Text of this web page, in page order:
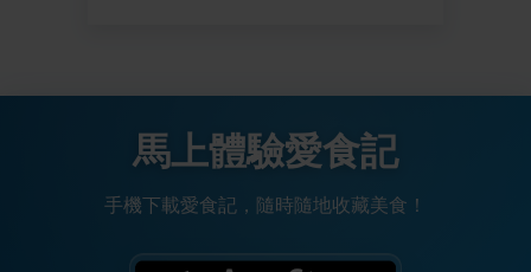
馬上體驗愛食記
手機下載愛食記，隨時隨地收藏美食！